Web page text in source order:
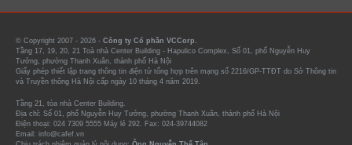
© Copyright 2007 - 2026 - Công ty Cổ phần VCCorp.
Tầng 17, 19, 20, 21 Toà nhà Center Building - Hapulico Complex, Số 01, phố Nguyễn Huy
Tưởng, phường Thanh Xuân, thành phố Hà Nội
Giấy phép thiết lập trang thông tin điện tử tổng hợp trên mạng số 2216/GP-TTĐT do Sở Thông tin
và Truyền thông Hà Nội cấp ngày 10 tháng 4 năm 2019.
Tầng 21, tòa nhà Center Building.
Địa chỉ: Số 01, phố Nguyễn Huy Tưởng, phường Thanh Xuân, thành phố Hà Nội
Điện thoại: 024 7309 5555 Máy lẻ 292. Fax: 024-39744082
Email: info@cafef.vn